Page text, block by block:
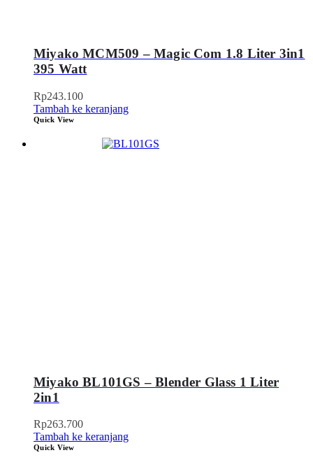
Miyako MCM509 – Magic Com 1.8 Liter 3in1
395 Watt
Rp243.100
Tambah ke keranjang
Quick View
Miyako BL101GS – Blender Glass 1 Liter
2in1
Rp263.700
Tambah ke keranjang
Quick View